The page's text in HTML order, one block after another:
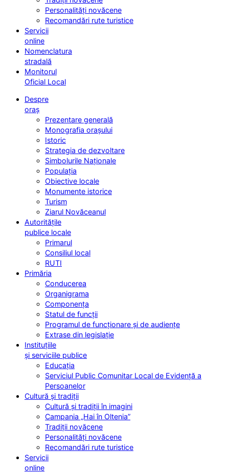
Personalități novăcene
Recomandări rute turistice
Servicii
online
Nomenclatura
stradală
Monitorul
Oficial Local
Despre
oraș
Prezentare generală
Monografia orașului
Istoric
Strategia de dezvoltare
Simbolurile Naționale
Populația
Obiective locale
Monumente istorice
Turism
Ziarul Novăceanul
Autoritățile
publice locale
Primarul
Consiliul local
RUTI
Primăria
Conducerea
Organigrama
Componența
Statul de funcții
Programul de funcționare și de audiențe
Extrase din legislație
Instituțiile
și serviciile publice
Educația
Serviciul Public Comunitar Local de Evidență a
Persoanelor
Cultură și tradiții
Cultură și tradiții în imagini
Campania „Hai în Oltenia”
Tradiții novăcene
Personalități novăcene
Recomandări rute turistice
Servicii
online